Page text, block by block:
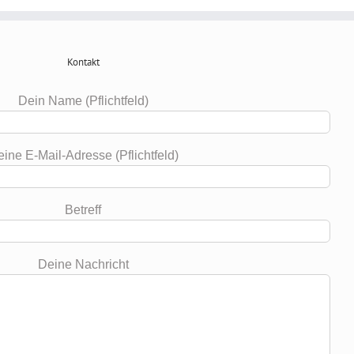
Kontakt
Dein Name (Pflichtfeld)
E-Mail-Adresse (Pflichtfeld)
Betreff
Deine Nachricht